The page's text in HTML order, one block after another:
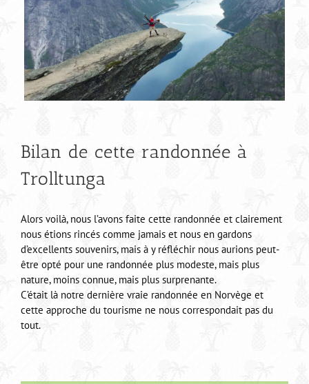
Bilan de cette randonnée à
Trolltunga
Alors voilà, nous l’avons faite cette randonnée et clairement
nous étions rincés comme jamais et nous en gardons
d’excellents souvenirs, mais à y réfléchir nous aurions peut-
être opté pour une randonnée plus modeste, mais plus
nature, moins connue, mais plus surprenante.
C’était là notre dernière vraie randonnée en Norvège et
cette approche du tourisme ne nous correspondait pas du
tout.